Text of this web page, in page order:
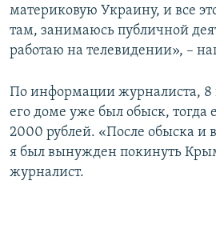
материковую Украину, и все
там, занимаюсь публичной
работаю на телевидении», –
По информации журналиста, 8
его доме уже был обыск, тогда
2000 рублей. «После обыска и
я был вынужден покинуть
журналист.